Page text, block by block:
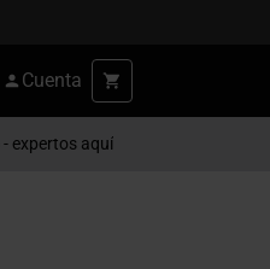
Cuenta
- expertos aquí